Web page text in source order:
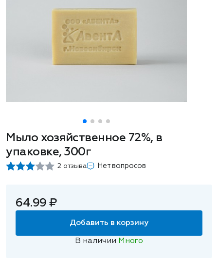
Мыло хозяйственное 72%, в
упаковке, 300г
2 отзыва Нет вопросов
64.99 ₽
Добавить в корзину
В наличии Много